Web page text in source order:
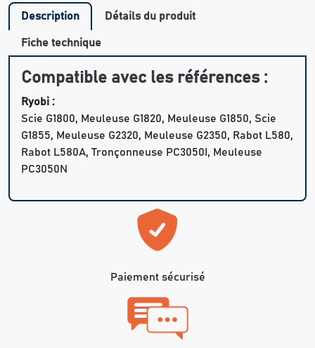
Description Détails du produit
Fiche technique
Compatible avec les références :
Ryobi :
Scie G1800, Meuleuse G1820, Meuleuse G1850, Scie
G1855, Meuleuse G2320, Meuleuse G2350, Rabot L580,
Rabot L580A, Tronçonneuse PC3050I, Meuleuse
PC3050N
Paiement sécurisé